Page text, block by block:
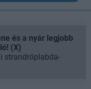
és a nyár legjobb
(X)
strandröplabda-